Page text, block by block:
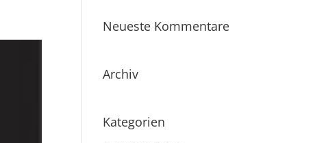
Neueste Kommentare
Archiv
Kategorien